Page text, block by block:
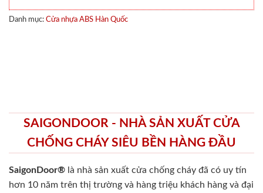
Danh mục: Cửa nhựa ABS Hàn Quốc
SAIGONDOOR - NHÀ SẢN XUẤT CỬA
CHỐNG CHÁY SIÊU BỀN HÀNG ĐẦU
SaigonDoor® là nhà sản xuất cửa chống cháy đã có uy tín
hơn 10 năm trên thị trường và hàng triệu khách hàng và đại